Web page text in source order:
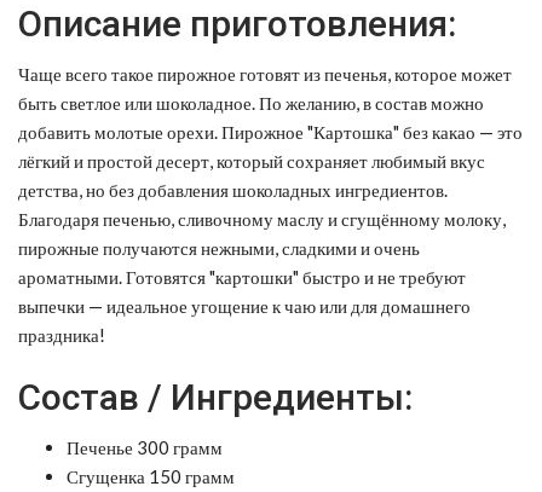
Описание приготовления:
Чаще всего такое пирожное готовят из печенья, которое может
быть светлое или шоколадное. По желанию, в состав можно
добавить молотые орехи. Пирожное "Картошка" без какао — это
лёгкий и простой десерт, который сохраняет любимый вкус
детства, но без добавления шоколадных ингредиентов.
Благодаря печенью, сливочному маслу и сгущённому молоку,
пирожные получаются нежными, сладкими и очень
ароматными. Готовятся "картошки" быстро и не требуют
выпечки — идеальное угощение к чаю или для домашнего
праздника!
Состав / Ингредиенты:
Печенье 300 грамм
Сгущенка 150 грамм